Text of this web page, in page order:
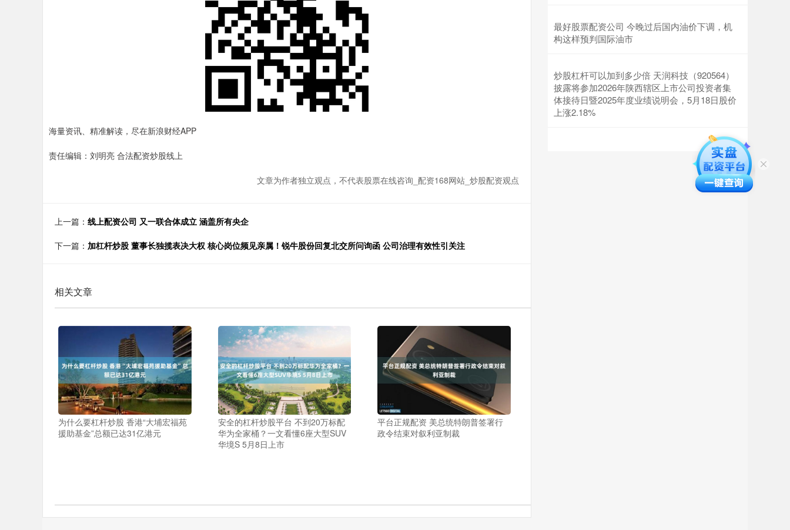
海量资讯、精准解读，尽在新浪财经APP
责任编辑：刘明亮 合法配资炒股线上
文章为作者独立观点，不代表股票在线咨询_配资168网站_炒股配资观点
上一篇： 线上配资公司 又一联合体成立 涵盖所有央企
下一篇： 加杠杆炒股 董事长独揽表决大权 核心岗位频见亲属！锐牛股份回复北交所问询函 公司治理有效性引关注
相关文章
为什么要杠杆炒股 香港“大埔宏福苑
援助基金”总额已达31亿港元
安全的杠杆炒股平台 不到20万标配
华为全家桶？一文看懂6座大型SUV
华境S 5月8日上市
平台正规配资 美总统特朗普签署行
政令结束对叙利亚制裁
最好股票配资公司 今晚过后国内油价下调，机
构这样预判国际油市
炒股杠杆可以加到多少倍 天润科技（920564）
披露将参加2026年陕西辖区上市公司投资者集
体接待日暨2025年度业绩说明会，5月18日股价
上涨2.18%